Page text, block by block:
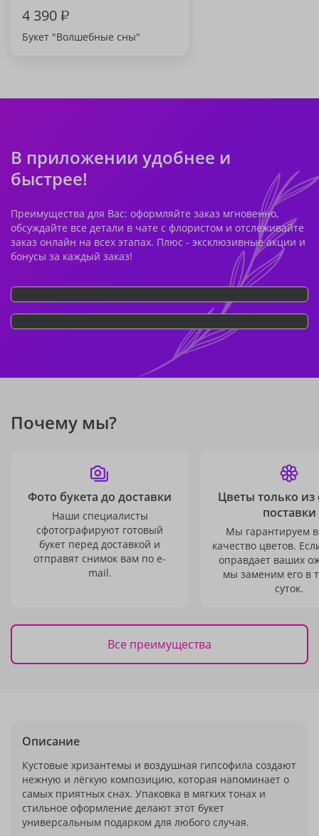
4 390₽
Букет "Волшебные сны"
В приложении удобнее и
быстрее!
Преимущества для Вас: оформляйте заказ мгновенно,
обсуждайте все детали в чате с флористом и отслеживайте
заказ онлайн на всех этапах. Плюс - эксклюзивные акции и
бонусы за каждый заказ!
Почему мы?
Фото букета до доставки
Наши специалисты
сфотографируют готовый
букет перед доставкой и
отправят снимок вам по e-
mail.
Цветы только из
поставки
Мы гарантируем
качество цветов.
оправдает ваших
мы заменим его в
суток.
Все преимущества
Описание
Кустовые хризантемы и воздушная гипсофила создают
нежную и лёгкую композицию, которая напоминает о
самых приятных снах. Упаковка в мягких тонах и
стильное оформление делают этот букет
универсальным подарком для любого случая.